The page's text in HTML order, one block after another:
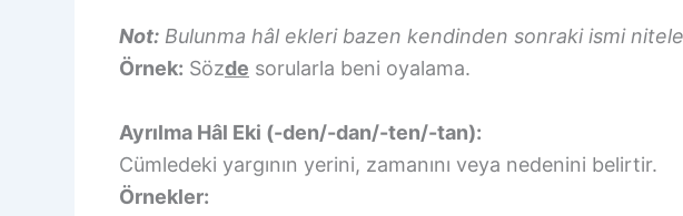
Not: Bulunma hâl ekleri bazen kendinden sonraki ismi
Örnek: Sözde sorularla beni oyalama.
Ayrılma Hâl Eki (-den/-dan/-ten/-tan):
Cümledeki yargının yerini, zamanını veya nedenini belirtir.
Örnekler: